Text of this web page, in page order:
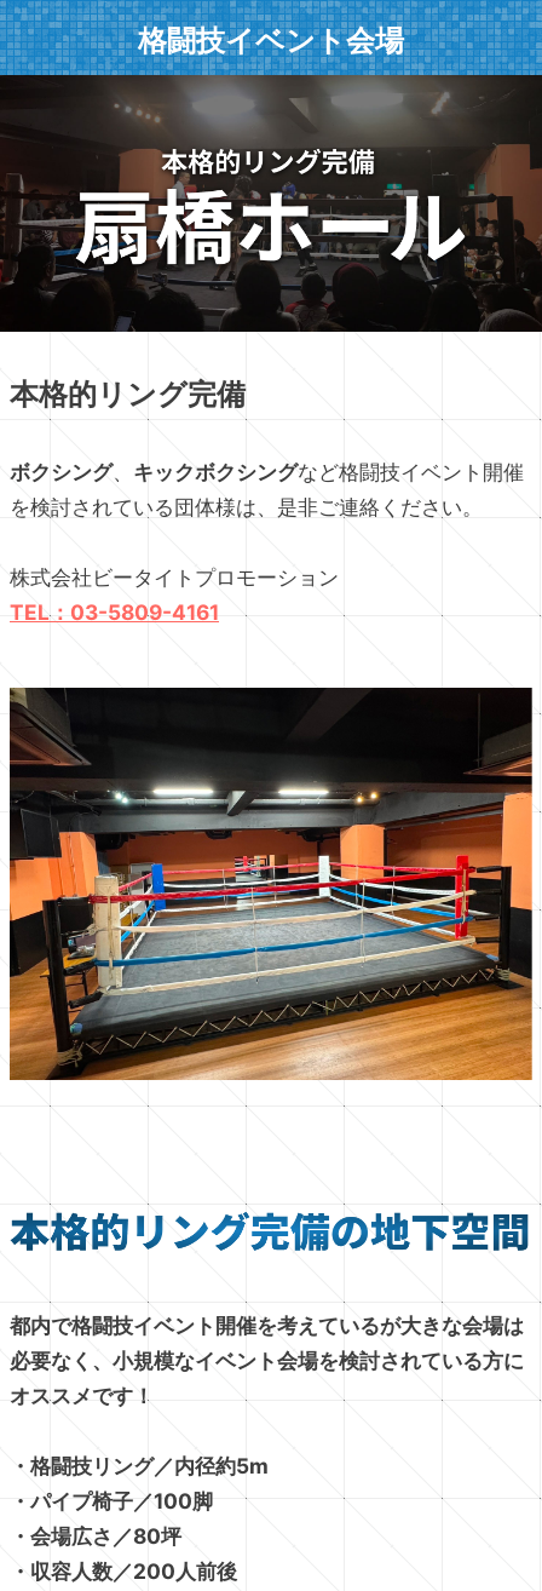
格闘技イベント会場
本格的リング完備
ボクシング、 キックボクシングなど格闘技イベント開催
を検討されている団体様は、是非ご連絡ください。
株式会社ビータイトプロモーション
TEL：03-5809-4161
都内で格闘技イベント開催を考えているが大きな会場は
必要なく、小規模なイベント会場を検討されている方に
オススメです！
・格闘技リング／内径約5m
・パイプ椅子／100脚
・会場広さ／80坪
・収容人数／200人前後